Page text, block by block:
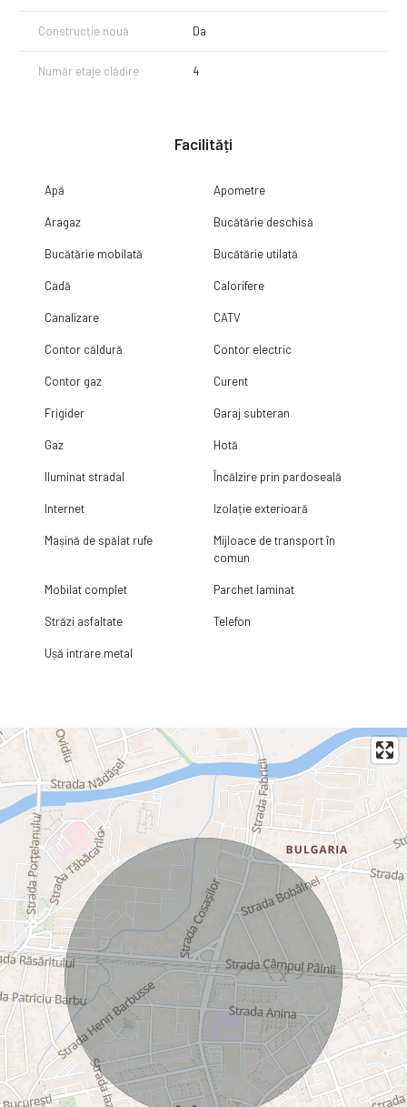
Construcție nouă Da
Număr etaje clădire 4
Facilități
Apă Apometre
Aragaz Bucătărie deschisă
Bucătărie mobilată Bucătărie utilată
Cadă Calorifere
Canalizare CATV
Contor căldură Contor electric
Contor gaz Curent
Frigider Garaj subteran
Gaz Hotă
Iluminat stradal Încălzire prin pardoseală
Internet Izolație exterioară
Mașină de spălat rufe
Mijloace de transport în
comun
Mobilat complet Parchet laminat
Străzi asfaltate Telefon
Ușă intrare metal